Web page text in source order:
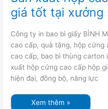
giá tốt tại xưởng
Công ty in bao bì giấy BÌNH
cao cấp, quà tặng, hộp cứng
cao cấp, bao bì thùng carton
xuất hộp cứng cao cấp hộp
hiện đại, đồng bộ, năng lực
hộp
quà
tặng
tốt
tại
xưởng
sản
xuất
Xem thêm »